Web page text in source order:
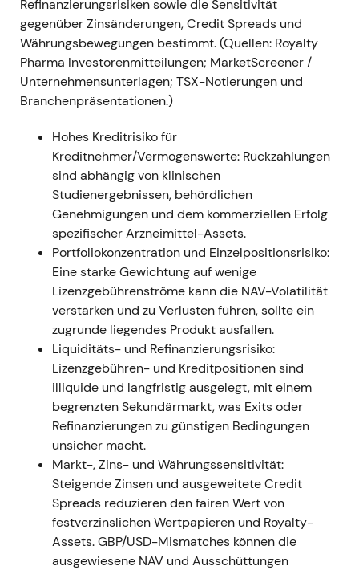
rückten Kreditqualität und Rückholbarkeit
einzelner Positionen stärker in den Fokus.
Kurzfristige Volatilität und Kursrücksetzer
infolge der positionsspezifischen Meldung.
6. Mai 2025
RNS – Update zu Investitionen
(Portfolioaktivitäten offengelegt).[6]
Das Management signalisierte aktives
Portfoliomanagement durch Realisierungen
und Reinvestitionen; Investoren werteten dies
als umsichtiges Kreditmanagement in einem
unsicheren Marktumfeld.
Unruhige Kursbewegungen, während der
Markt die Risikoexpositionen neu bewertete.
30. Mai 2025
RNS – Weiteres Update zum
Investmentportfolio
(Portfoliozusammensetzung und Positionen).
[5]
Erhöhte Transparenz zu den Engagements
reduzierte die Unsicherheit für einen Teil der
Investoren und ermöglichte eine taktische
Neubewertung bei jenen, die auf Kreditqualität
fokussiert sind.
Seitwärtsbewegung mit gelegentlichen
positiven Impulsen bei Klarheitsmeldungen.
Refinanzierungsrisiken sowie die Sensitivität
gegenüber Zinsänderungen, Credit Spreads und
Währungsbewegungen bestimmt. (Quellen: Royalty
Pharma Investorenmitteilungen; MarketScreener /
Unternehmensunterlagen; TSX-Notierungen und
Branchenpräsentationen.)
Hohes Kreditrisiko für
Kreditnehmer/Vermögenswerte: Rückzahlungen
sind abhängig von klinischen
Studienergebnissen, behördlichen
Genehmigungen und dem kommerziellen Erfolg
spezifischer Arzneimittel-Assets.
Portfoliokonzentration und Einzelpositionsrisiko:
Eine starke Gewichtung auf wenige
Lizenzgebührenströme kann die NAV-Volatilität
verstärken und zu Verlusten führen, sollte ein
zugrunde liegendes Produkt ausfallen.
Liquiditäts- und Refinanzierungsrisiko:
Lizenzgebühren- und Kreditpositionen sind
illiquide und langfristig ausgelegt, mit einem
begrenzten Sekundärmarkt, was Exits oder
Refinanzierungen zu günstigen Bedingungen
unsicher macht.
Markt-, Zins- und Währungssensitivität:
Steigende Zinsen und ausgeweitete Credit
Spreads reduzieren den fairen Wert von
festverzinslichen Wertpapieren und Royalty-
Assets. GBP/USD-Mismatches können die
ausgewiesene NAV und Ausschüttungen